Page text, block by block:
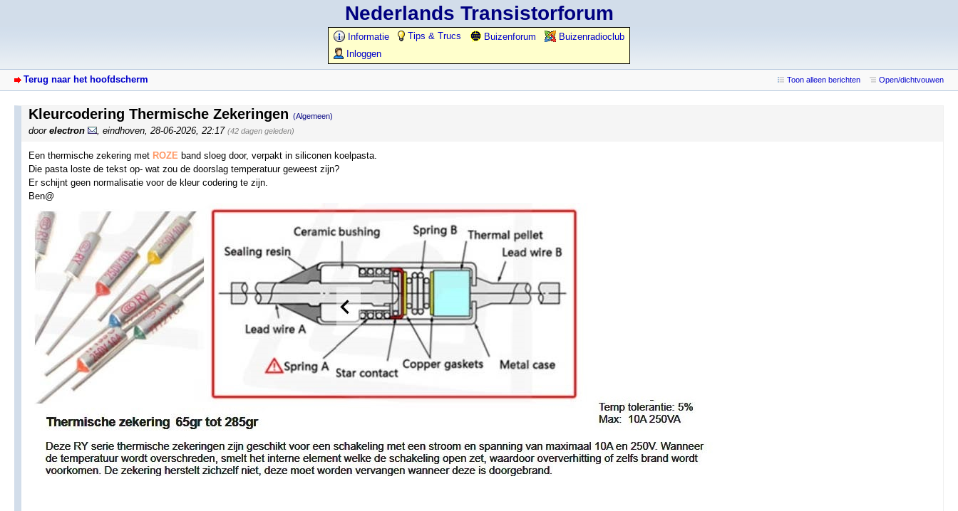
Nederlands Transistorforum
Informatie Tips & Trucs Buizenforum
Buizenradioclub
Inloggen
Terug naar het hoofdscherm Toon alleen berichten Open/dichtvouwen
Kleurcodering Thermische Zekeringen (Algemeen)
door electron eindhoven 28-06-2026, 22:17 (42 dagen geleden)
Een thermische zekering met ROZE band sloeg door, verpakt in siliconen koelpasta.
Die pasta loste de tekst op- wat zou de doorslag temperatuur geweest zijn?
Er schijnt geen normalisatie voor de kleur codering te zijn.
Ben@